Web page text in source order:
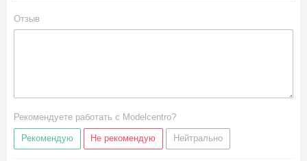
Отзыв
Рекомендуете работать с Modelcentro?
Рекомендую Не рекомендую Нейтрально